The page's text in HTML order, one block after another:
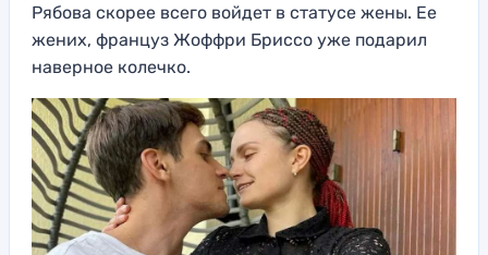
Рябова скорее всего войдет в статусе жены. Ее
жених, француз Жоффри Бриссо уже подарил
наверное колечко.